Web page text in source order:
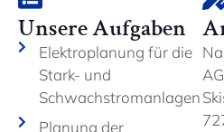
Unsere Aufgaben
Elektroplanung für die
Stark- und
Schwachstromanlagen
Planung der
AG